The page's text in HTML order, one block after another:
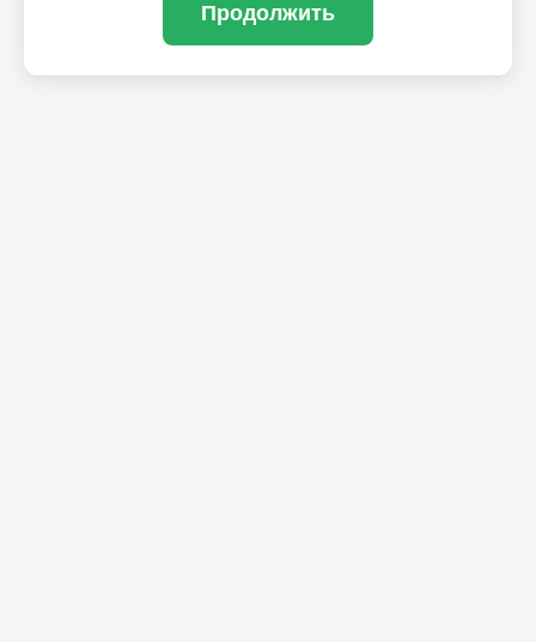
Продолжить